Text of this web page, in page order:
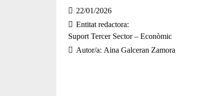
22/01/2026
Entitat redactora
Suport Tercer Sector – Econòmic
Autor/a Aina Galceran Zamora